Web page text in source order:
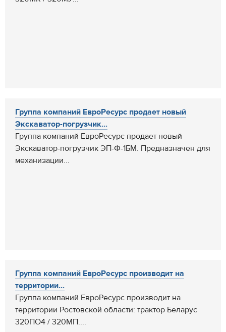
Группа компаний ЕвроРесурс продает новый
Экскаватор-погрузчик...
Группа компаний ЕвроРесурс продает новый
Экскаватор-погрузчик ЭП-Ф-1БМ. Предназначен для
механизации...
Группа компаний ЕвроРесурс производит на
территории...
Группа компаний ЕвроРесурс производит на
территории Ростовской области: трактор Беларус
320ПО4 / 320МП....